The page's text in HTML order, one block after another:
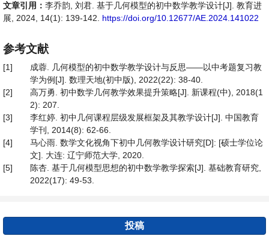
文章引用： 李乔韵, 刘君. 基于几何模型的初中数学教学设计[J]. 教育进
展, 2024, 14(1): 139-142. https://doi.org/10.12677/AE.2024.141022
参考文献
[1]
成蓉. 几何模型的初中数学教学设计与反思——以中考题复习教
学为例[J]. 数理天地(初中版), 2022(22): 38-40.
[2]
高万勇. 初中数学几何教学效果提升策略[J]. 新课程(中), 2018(1
2): 207.
[3]
李红婷. 初中几何课程层级发展框架及其教学设计[J]. 中国教育
学刊, 2014(8): 62-66.
[4]
马心雨. 数学文化视角下初中几何教学设计研究[D]: [硕士学位论
文]. 大连: 辽宁师范大学, 2020.
[5]
陈杏. 基于几何模型思想的初中数学教学探索[J]. 基础教育研究,
2022(17): 49-53.
投稿